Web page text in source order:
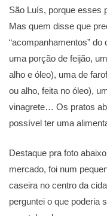
São Luís, porque esses
Mas quem disse que
“acompanhamentos”
uma porção de feijão,
alho e óleo), uma de
ou alho, feita no óleo),
vinagrete… Os pratos
possível ter uma
Destaque pra foto
mercado, foi num
caseira no centro da
perguntei o que poderia